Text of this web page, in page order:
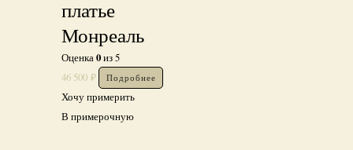
платье
Монреаль
Оценка0из 5
46 500₽ Подробнее
Хочу примерить
В примерочную